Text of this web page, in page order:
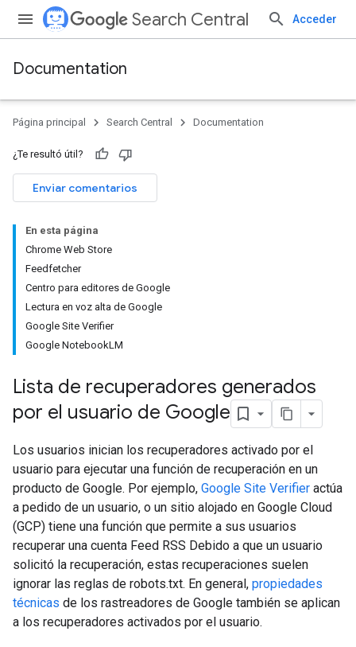
Search Central Acceder
Documentation
Página principal Search Central Documentation
¿Te resultó útil?
Enviar comentarios
En esta página
Chrome Web Store
Feedfetcher
Centro para editores de Google
Lectura en voz alta de Google
Google Site Verifier
Google NotebookLM
Lista de recuperadores generados
por el usuario de Google
Los usuarios inician los recuperadores activado por el
usuario para ejecutar una función de recuperación en un
producto de Google. Por ejemplo, Google Site Verifier actúa
a pedido de un usuario, o un sitio alojado en Google Cloud
(GCP) tiene una función que permite a sus usuarios
recuperar una cuenta Feed RSS Debido a que un usuario
solicitó la recuperación, estas recuperaciones suelen
ignorar las reglas de robots.txt. En general, propiedades
técnicas de los rastreadores de Google también se aplican
a los recuperadores activados por el usuario.